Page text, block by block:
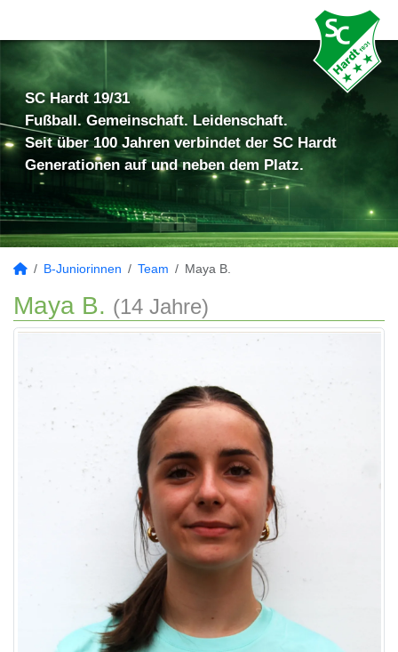
SC Hardt 19/31
Fußball. Gemeinschaft. Leidenschaft.
Seit über 100 Jahren verbindet der SC Hardt
Generationen auf und neben dem Platz.
B-Juniorinnen Team Maya B.
Maya B. (14 Jahre)